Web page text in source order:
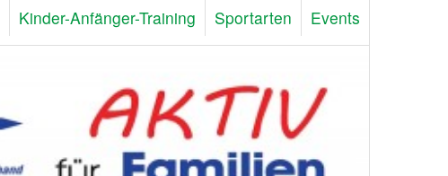
Kinder-Anfänger-Training Sportarten Events